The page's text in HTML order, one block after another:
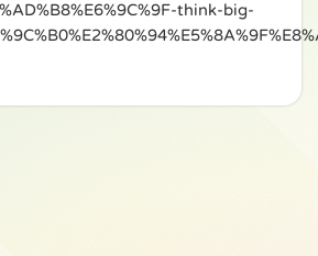
think-big-